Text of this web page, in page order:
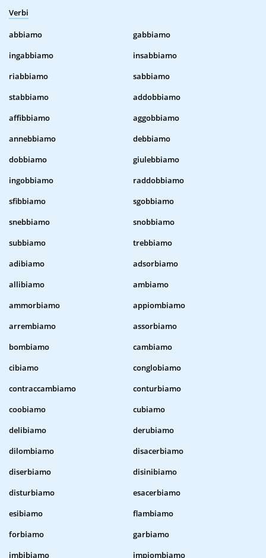
Verbi
abbiamo
gabbiamo
ingabbiamo
insabbiamo
riabbiamo
sabbiamo
stabbiamo
addobbiamo
affibbiamo
aggobbiamo
annebbiamo
debbiamo
dobbiamo
giulebbiamo
ingobbiamo
raddobbiamo
sfibbiamo
sgobbiamo
snebbiamo
snobbiamo
subbiamo
trebbiamo
adibiamo
adsorbiamo
allibiamo
ambiamo
ammorbiamo
appiombiamo
arrembiamo
assorbiamo
bombiamo
cambiamo
cibiamo
conglobiamo
contraccambiamo
conturbiamo
coobiamo
cubiamo
delibiamo
derubiamo
dilombiamo
disacerbiamo
diserbiamo
disinibiamo
disturbiamo
esacerbiamo
esibiamo
flambiamo
forbiamo
garbiamo
imbibiamo
impiombiamo